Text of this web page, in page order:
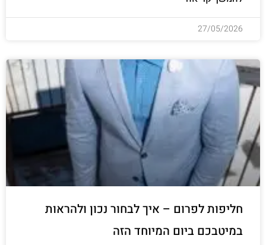
27/05/2026
חליפות לפרום – איך לבחור נכון ולהראות
במיטבכם ביום המיוחד הזה